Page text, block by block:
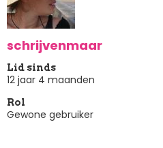
schrijvenmaar
Lid sinds
12 jaar 4 maanden
Rol
Gewone gebruiker